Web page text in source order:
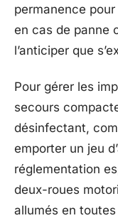
permanence
en cas de panne
l’anticiper que
Pour gérer les
secours
désinfectant,
emporter un jeu
réglementation
deux-roues
allumés en